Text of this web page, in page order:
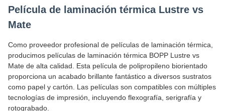
Película de laminación térmica Lustre vs
Mate
Como proveedor profesional de películas de laminación térmica,
producimos películas de laminación térmica BOPP Lustre vs
Mate de alta calidad. Esta película de polipropileno biorientado
proporciona un acabado brillante fantástico a diversos sustratos
como papel y cartón. Las películas son compatibles con múltiples
tecnologías de impresión, incluyendo flexografía, serigrafía y
rotograbado.